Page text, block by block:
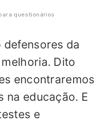
questionários
da
Dito
encontraremos
na educação. E
e